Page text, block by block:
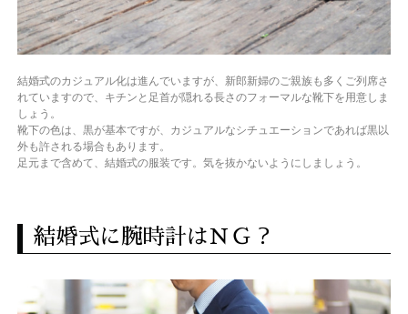
結婚式のカジュアル化は進んでいますが、新郎新婦のご親族も多くご列席さ
れていますので、キチンと足首が隠れる長さのフォーマルな靴下を用意しま
しょう。
靴下の色は、黒が基本ですが、カジュアルなシチュエーションであれば黒以
外も許される場合もあります。
足元まで含めて、結婚式の服装です。気を抜かないようにしましょう。
結婚式に腕時計はＮＧ？